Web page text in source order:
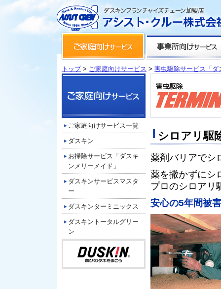
トップ> ご家庭向けサービス > 害虫駆除サービス「
ご家庭向けサービス一覧
ダスキン
お掃除サービス「ダスキ
ンメリーメイド」
ダスキンサービスマスタ
ー
ダスキンターミニックス
ダスキントータルグリー
ン
シロアリ駆
薬剤バリアでシ
薬を撒かずにシ
プロのシロアリ
安心の5年間被